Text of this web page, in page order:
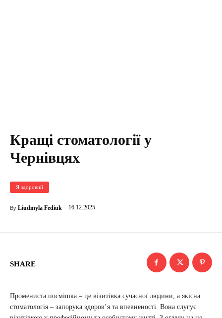
Кращі стоматології у
Чернівцях
Я здоровий
By Liudmyla Fediuk 16.12.2025
SHARE
Промениста посмішка – це візитівка сучасної людини, а якісна
стоматологія – запорука здоров’я та впевненості. Вона слугує